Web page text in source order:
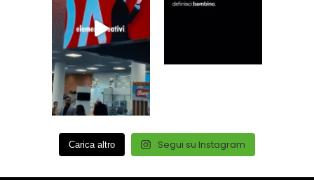
Carica altro Segui su Instagram